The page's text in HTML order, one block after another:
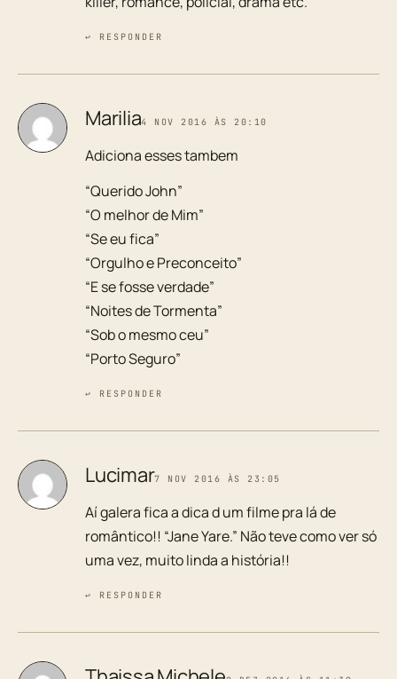
↩ RESPONDER
Marilia4 NOV 2016 ÀS 20:10
Adiciona esses tambem
“Querido John”
“O melhor de Mim”
“Se eu fica”
“Orgulho e Preconceito”
“E se fosse verdade”
“Noites de Tormenta”
“Sob o mesmo ceu”
“Porto Seguro”
↩ RESPONDER
Lucimar7 NOV 2016 ÀS 23:05
Aí galera fica a dica d um filme pra lá de
romântico!! “Jane Yare.” Não teve como ver só
uma vez, muito linda a história!!
↩ RESPONDER